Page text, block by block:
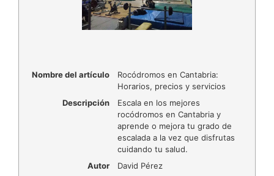
Nombre del artículo
Rocódromos en Cantabria:
Horarios, precios y servicios
Descripción
Escala en los mejores
rocódromos en Cantabria y
aprende o mejora tu grado de
escalada a la vez que disfrutas
cuidando tu salud.
Autor
David Pérez